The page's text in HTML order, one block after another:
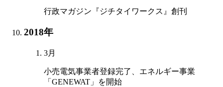
行政マガジン『ジチタイワークス』創刊
2018年
3月
小売電気事業者登録完了、エネルギー事業
「GENEWAT」を開始